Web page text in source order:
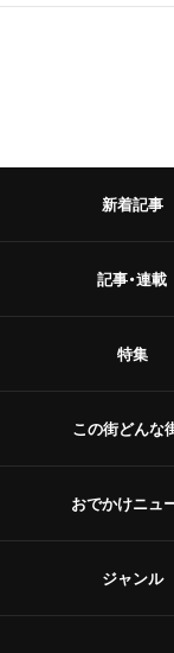
新着記事
記事・連載
特集
この街どんな
おでかけニュ
ジャンル